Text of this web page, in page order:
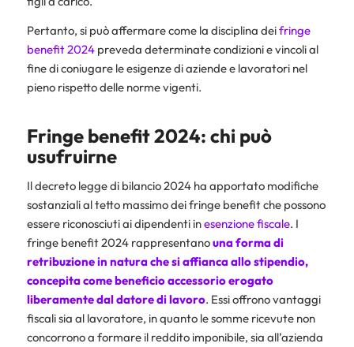
Pertanto, si può affermare come la disciplina deifringe
benefit 2024preveda determinate condizioni e vincoli al
fine di coniugare le esigenze di aziende e lavoratori nel
pieno rispetto delle norme vigenti.
Fringe benefit 2024: chi può
usufruirne
Il decreto legge di bilancio 2024 ha apportato modifiche
sostanziali al tetto massimo dei fringe benefit che possono
essere riconosciuti ai dipendenti inesenzione fiscale. I
fringe benefit 2024 rappresentanouna forma di
retribuzione in natura che si affianca allo stipendio,
concepita come beneficio accessorio erogato
liberamente dal datore di lavoro. Essi offrono vantaggi
fiscali sia al lavoratore, in quanto le somme ricevute non
concorrono a formare il reddito imponibile, sia all’azienda